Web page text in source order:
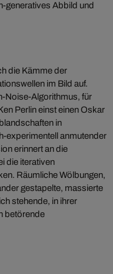
generatives Abbild und
die Kämme der
im Bild auf.
Noise-Algorithmus, für
Perlin einst einen Oskar
in
experimentell anmutender
erinnert an die
die iterativen
Räumliche Wölbungen,
gestapelte, massierte
stehende, in ihrer
betörende